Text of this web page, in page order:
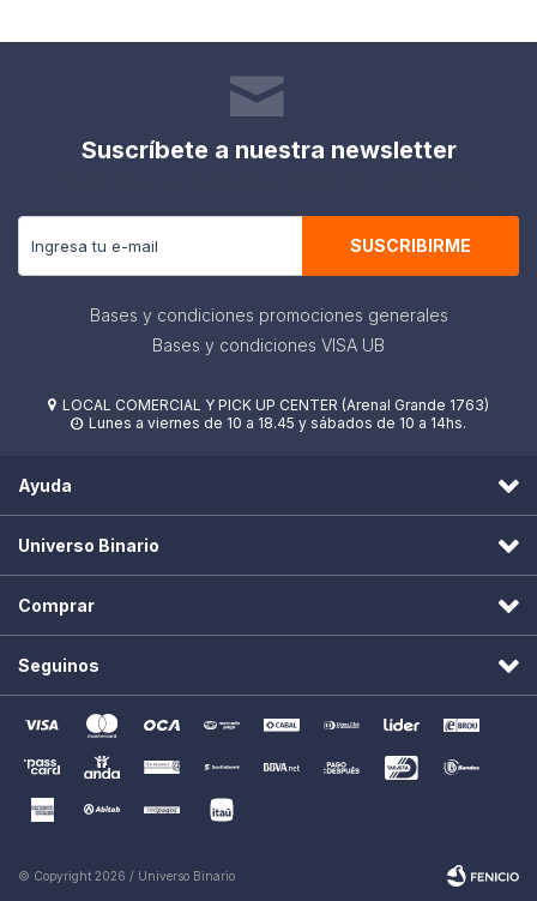
Suscríbete a nuestra newsletter
SUSCRIBIRME
Bases y condiciones promociones generales
Bases y condiciones VISA UB
 LOCAL COMERCIAL Y PICK UP CENTER (Arenal Grande 1763)
 Lunes a viernes de 10 a 18.45 y sábados de 10 a 14hs.
Ayuda
Universo Binario
Comprar
Seguinos
© Copyright 2026 / Universo Binario